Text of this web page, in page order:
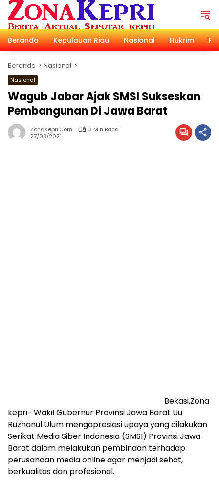
Langsung
konten
Beranda
Kepulauan Riau Nasional Hukrim
Beranda Nasional
Nasional
Wagub Jabar Ajak SMSI Sukseskan
Pembangunan Di Jawa Barat
ZonaKepri.com
3 Min Baca
27/03/2021
Bekasi,Zona
kepri- Wakil Gubernur Provinsi Jawa Barat Uu
Ruzhanul Ulum mengapresiasi upaya yang dilakukan
Serikat Media Siber Indonesia (SMSI) Provinsi Jawa
Barat dalam melakukan pembinaan terhadap
perusahaan media online agar menjadi sehat,
berkualitas dan profesional.